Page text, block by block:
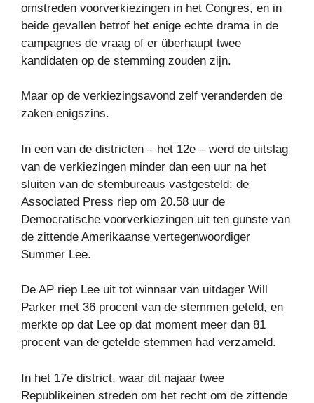
omstreden voorverkiezingen in het Congres, en in
beide gevallen betrof het enige echte drama in de
campagnes de vraag of er überhaupt twee
kandidaten op de stemming zouden zijn.
Maar op de verkiezingsavond zelf veranderden de
zaken enigszins.
In een van de districten – het 12e – werd de uitslag
van de verkiezingen minder dan een uur na het
sluiten van de stembureaus vastgesteld: de
Associated Press riep om 20.58 uur de
Democratische voorverkiezingen uit ten gunste van
de zittende Amerikaanse vertegenwoordiger
Summer Lee.
De AP riep Lee uit tot winnaar van uitdager Will
Parker met 36 procent van de stemmen geteld, en
merkte op dat Lee op dat moment meer dan 81
procent van de getelde stemmen had verzameld.
In het 17e district, waar dit najaar twee
Republikeinen streden om het recht om de zittende